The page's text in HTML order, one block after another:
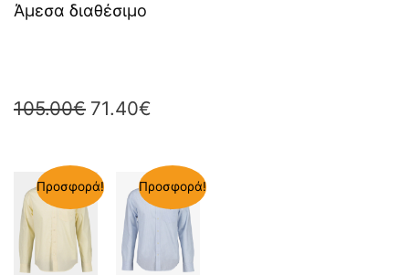
Άμεσα διαθέσιμο
105.00€ 71.40€
Προσφορά! Προσφορά!